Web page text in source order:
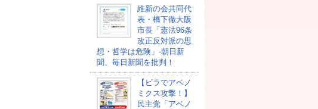
維新の会共同代
表・橋下徹大阪
市長「憲法96条
改正反対派の思
想・哲学は危険」-朝日新
聞、毎日新聞を批判！
【ビラでアベノ
ミクス攻撃！】
民主党「アベノ